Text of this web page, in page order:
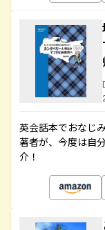
英会話本でおなじ
著者が、今度は自
介！